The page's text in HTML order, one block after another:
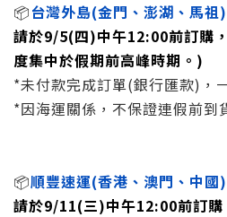
📦台灣外島(金門、澎湖、馬
請於9/5(四)中午12:00前訂購
度集中於假期前高峰時期。)
*未付款完成訂單(銀行匯款)，
*因海運關係，不保證連假前到
📦順豐速運(香港、澳門、中國)
請於9/11(三)中午12:00前訂